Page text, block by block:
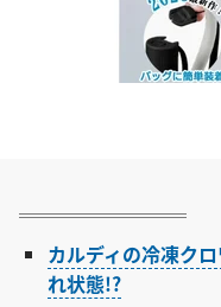
カルディの冷凍ク
れ状態!?